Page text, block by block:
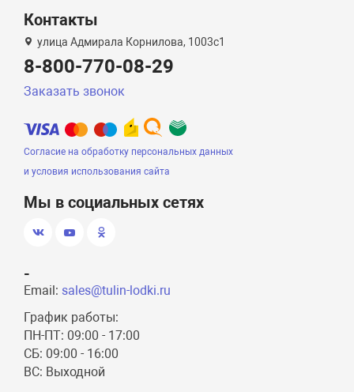
Контакты
улица Адмирала Корнилова, 1003с1
8-800-770-08-29
Заказать звонок
Согласие на обработку персональных данных
и условия использования сайта
Мы в социальных сетях
-
Email: sales@tulin-lodki.ru
График работы:
ПН-ПТ: 09:00 - 17:00
СБ: 09:00 - 16:00
ВС: Выходной